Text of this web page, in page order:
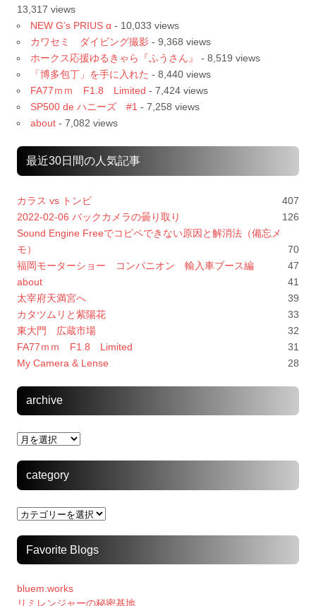
13,317 views
NEW G’s PRIUS α - 10,033 views
カワセミ ダイビング撮影 - 9,368 views
ホークス応援ゆるきゃら『ふうさん』
- 8,519 views
「博多包丁」を手に入れた - 8,440 views
FA77ｍｍ F1.8 Limited - 7,424 views
SP500 de ハニーズ #1 - 7,258 views
about - 7,082 views
最近30日間の人気記事
カラス vs トンビ
407
2022-02-06 バックカメラの曇り取り
126
Sound Engine Freeでコピペできない原因と解消法（備忘メ
モ）
70
福岡モーターショー コンパニオン 輸入車ブース編
47
about
41
太宰府天満宮へ
39
カタツムリと紫陽花
33
東大門 広蔵市場
32
FA77ｍｍ F1.8 Limited
31
My Camera & Lense
28
archive
archive
category
category
Favorite Blogs
bluem.works
リミレンジャーの秘密基地